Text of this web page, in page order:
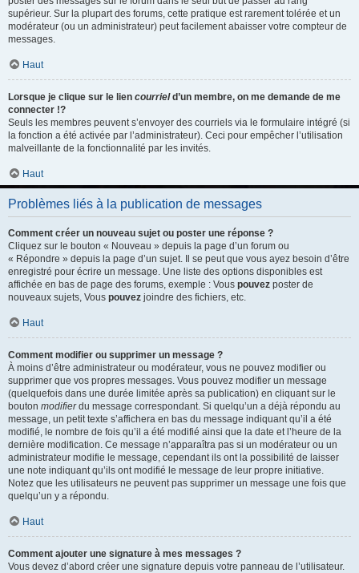
supérieur. Sur la plupart des forums, cette pratique est rarement tolérée et un
modérateur (ou un administrateur) peut facilement abaisser votre compteur de
messages.
Haut
Lorsque je clique sur le lien courrield’un membre, on me demande de me
connecter !?
Seuls les membres peuvent s’envoyer des courriels via le formulaire intégré (si
la fonction a été activée par l’administrateur). Ceci pour empêcher l’utilisation
malveillante de la fonctionnalité par les invités.
Haut
Problèmes liés à la publication de messages
Comment créer un nouveau sujet ou poster une réponse ?
Cliquez sur le bouton « Nouveau » depuis la page d’un forum ou
« Répondre » depuis la page d’un sujet. Il se peut que vous ayez besoin d’être
enregistré pour écrire un message. Une liste des options disponibles est
affichée en bas de page des forums, exemple : Vous pouvez poster de
nouveaux sujets, Vous pouvez joindre des fichiers, etc.
Haut
Comment modifier ou supprimer un message ?
À moins d’être administrateur ou modérateur, vous ne pouvez modifier ou
supprimer que vos propres messages. Vous pouvez modifier un message
(quelquefois dans une durée limitée après sa publication) en cliquant sur le
bouton modifierdu message correspondant. Si quelqu’un a déjà répondu au
message, un petit texte s’affichera en bas du message indiquant qu’il a été
modifié, le nombre de fois qu’il a été modifié ainsi que la date et l’heure de la
dernière modification. Ce message n’apparaîtra pas si un modérateur ou un
administrateur modifie le message, cependant ils ont la possibilité de laisser
une note indiquant qu’ils ont modifié le message de leur propre initiative.
Notez que les utilisateurs ne peuvent pas supprimer un message une fois que
quelqu’un y a répondu.
Haut
Comment ajouter une signature à mes messages ?
Vous devez d’abord créer une signature depuis votre panneau de l’utilisateur.